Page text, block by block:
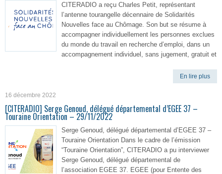
CITERADIO a reçu Charles Petit, représentant
l’antenne tourangelle décennaire de Solidarités
Nouvelles face au Chômage. Son but se résume à
accompagner individuellement les personnes exclues
du monde du travail en recherche d’emploi, dans un
accompagnement individuel, sans jugement, gratuit et
En lire plus
16 décembre 2022
[CITERADIO] Serge Genoud, délégué départemental d’EGEE 37 –
Touraine Orientation – 29/11/2022
Serge Genoud, délégué départemental d’EGEE 37 –
Touraine Orientation Dans le cadre de l’émission
“Touraine Orientation”, CITERADIO a pu interviewer
Serge Genoud, délégué départemental de
l’association EGEE 37. EGEE (pour Entente des